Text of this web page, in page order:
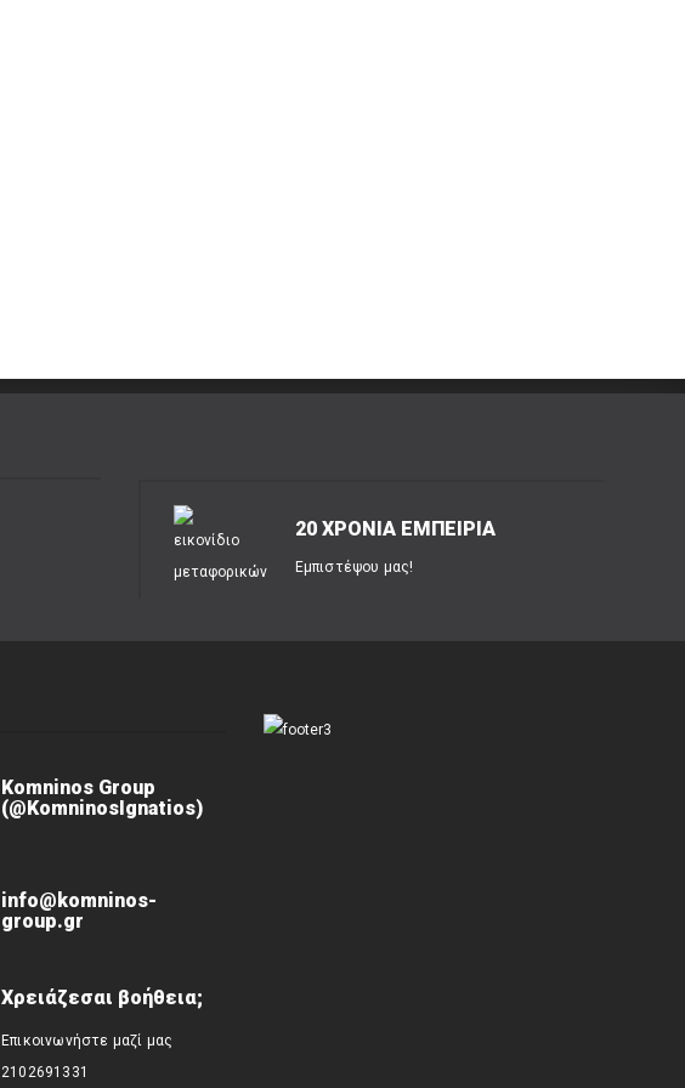
20 ΧΡΟΝΙΑ ΕΜΠΕΙΡΙΑ
Εμπιστέψου μας!
Komninos Group
(@KomninosIgnatios)
info@komninos-
group.gr
Χρειάζεσαι βοήθεια;
Επικοινωνήστε μαζί μας
2102691331